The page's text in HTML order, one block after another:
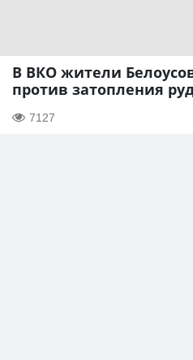
В ВКО жители
против затопления
7127